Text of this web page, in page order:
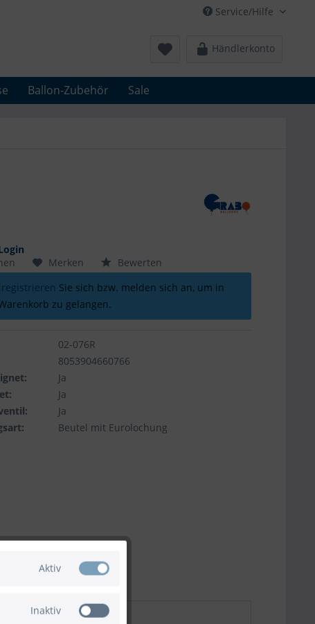
Service/Hilfe
Händlerkonto
Ballon-Zubehör Sale
Merken
Bewerten
registrieren Sie sich bzw. melden sich an, um in
zu gelangen.
02-076R
8053904660766
Ja
Ja
Ja
Beutel mit Eurolochung
Aktiv
Inaktiv